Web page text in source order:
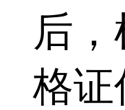
后
格证